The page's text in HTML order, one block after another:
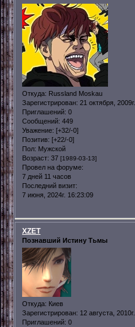
Откуда: Russland Moskau
Зарегистрирован: 21 октября, 2009г.
Приглашений: 0
Сообщений: 449
Уважение: [+32/-0]
Позитив: [+22/-0]
Пол: Мужской
Возраст: 37 [1989-03-13]
Провел на форуме:
7 дней 11 часов
Последний визит:
7 июня, 2024г. 16:23:09
XZET
Познавший Истину Тьмы
Откуда: Киев
Зарегистрирован: 12 августа, 2010г.
Приглашений: 0